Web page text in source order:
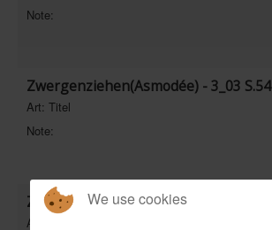
Note:
Zwergenziehen(Asmodée) - 3_03 S.54
Art: Titel
Note:
Zwickern(Queen) - 6_99 S.60
Art: Titel
We use cookies